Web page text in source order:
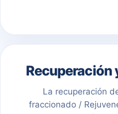
Recuperación
La recuperación
fraccionado /